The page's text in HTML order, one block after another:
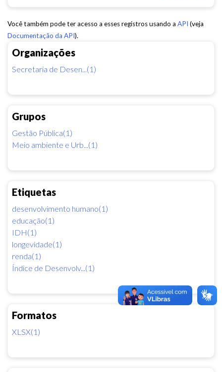
Organizações
Secretaria de Desen...(1)
Grupos
Gestão Pública(1)
Meio ambiente e Urb...(1)
Etiquetas
desenvolvimento humano(1)
educação(1)
IDH(1)
longevidade(1)
renda(1)
Índice de Desenvolv...(1)
Formatos
XLSX(1)
Você também pode ter acesso a esses registros usando a API (veja
Documentação da API).